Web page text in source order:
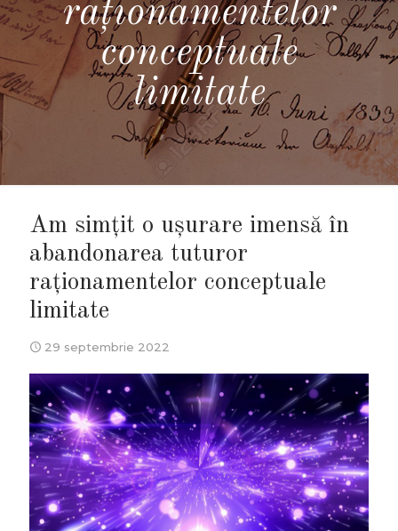
raționamentelor
conceptuale
limitate
Am simțit o ușurare imensă în
abandonarea tuturor
raționamentelor conceptuale
limitate
29 septembrie 2022